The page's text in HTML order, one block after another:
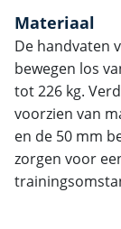
Materiaal
De handvaten
bewegen los
tot 226 kg.
voorzien van
en de 50 mm
zorgen voor